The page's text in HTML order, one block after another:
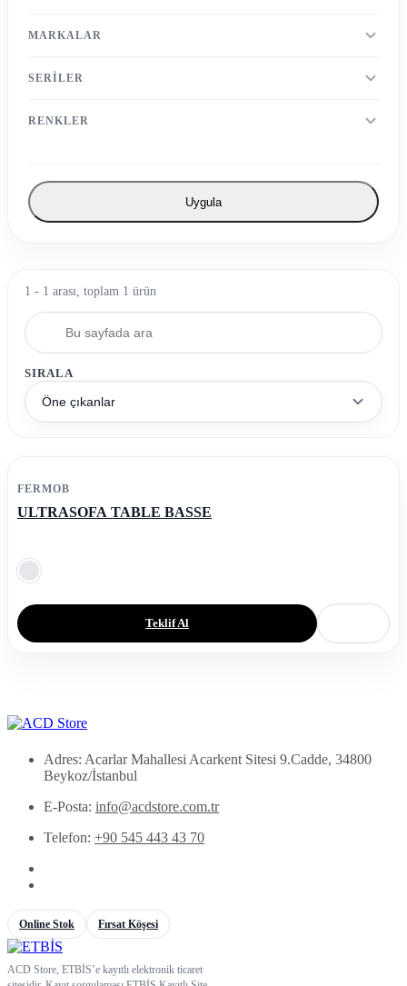
MARKALAR
SERILER
RENKLER
Uygula
1 - 1 arası, toplam 1 ürün
SIRALA
Öne çıkanlar
FERMOB
ULTRASOFA TABLE BASSE
Teklif Al
Adres: Acarlar Mahallesi Acarkent Sitesi 9.Cadde, 34800
Beykoz/İstanbul
E-Posta: info@acdstore.com.tr
Telefon: +90 545 443 43 70
Online Stok Fırsat Köşesi
ACD Store, ETBİS’e kayıtlı elektronik ticaret